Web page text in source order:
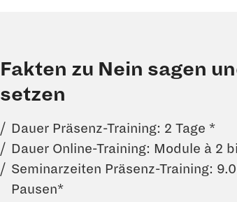
Fakten zu Nein sagen
setzen
Dauer Präsenz-Training: 2 Tage *
Dauer Online-Training: Module à 2
Seminarzeiten Präsenz-Training:
Pausen*